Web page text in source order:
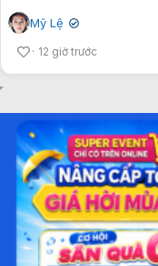
Mỹ Lệ ✔
12 giờ trước